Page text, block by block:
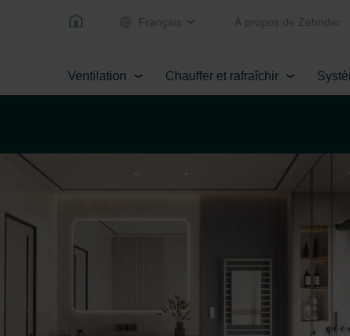
Français Á propos de Zehnder
Ventilation Chauffer et rafraîchir